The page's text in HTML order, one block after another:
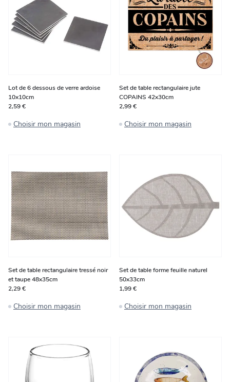
Lot de 6 dessous de verre ardoise
10x10cm
2,59 €
Choisir mon magasin
Set de table rectangulaire jute
COPAINS 42x30cm
2,99 €
Choisir mon magasin
Set de table rectangulaire tressé noir
et taupe 48x35cm
2,29 €
Choisir mon magasin
Set de table forme feuille naturel
50x33cm
1,99 €
Choisir mon magasin